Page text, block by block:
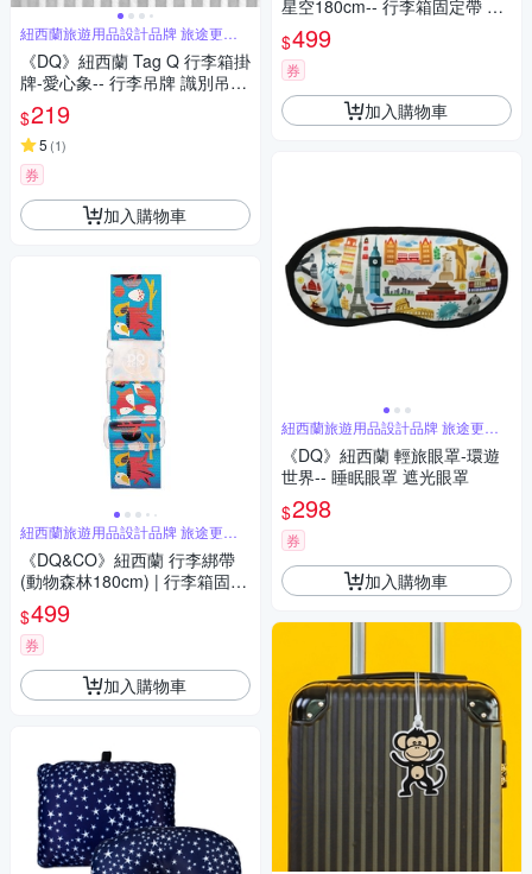
紐西蘭旅遊用品設計品牌 旅途更舒
適
《DQ》紐西蘭 Tag Q 行李箱掛
牌-愛心象-- 行李吊牌 識別吊牌
登機牌 姓名牌
$219
5 (1)
券
加入購物車
紐西蘭旅遊用品設計品牌 旅途更舒
適
《DQ&CO》紐西蘭 行李綁帶
(動物森林180cm) | 行李箱固定
帶 扣帶 束帶 綑綁帶 旅行箱帶
行李束帶
$499
券
加入購物車
星空180cm-- 行李箱固定帶 扣
帶 束帶 綑綁帶 旅行箱帶 行李
束帶
$499
券
加入購物車
紐西蘭旅遊用品設計品牌 旅途更舒
適
《DQ》紐西蘭 輕旅眼罩-環遊
世界-- 睡眠眼罩 遮光眼罩
$298
券
加入購物車